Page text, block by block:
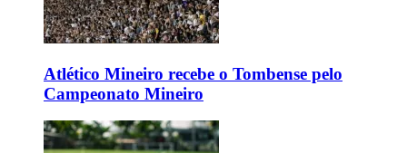
Atlético Mineiro recebe o Tombense pelo
Campeonato Mineiro